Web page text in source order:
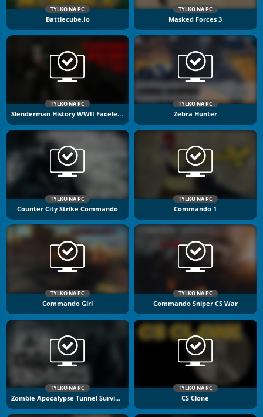
TYLKO NA PC
Battlecube.io
TYLKO NA PC
Masked Forces 3
TYLKO NA PC
Slenderman History WWII Faceless Horror
TYLKO NA PC
Zebra Hunter
TYLKO NA PC
Counter City Strike Commando
TYLKO NA PC
Commando 1
TYLKO NA PC
Commando Girl
TYLKO NA PC
Commando Sniper CS War
TYLKO NA PC
Zombie Apocalypse Tunnel Survival
TYLKO NA PC
CS Clone